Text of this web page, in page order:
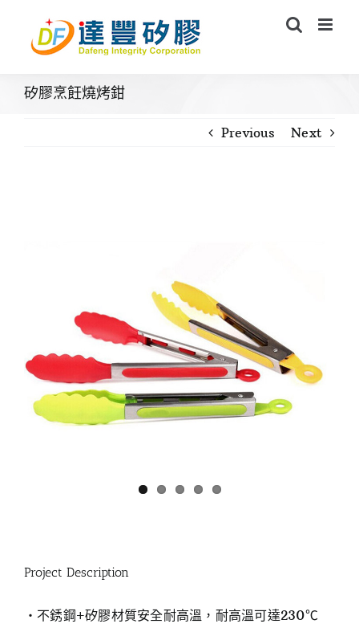
content
矽膠烹飪燒烤鉗
Previous Next
Project Description
‧不銹鋼+矽膠材質安全耐高溫，耐高溫可達230℃